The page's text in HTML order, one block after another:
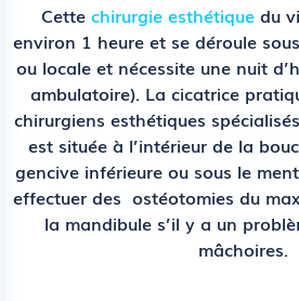
Cette chirurgie esthétique du
environ 1 heure et se déroule
ou locale et nécessite une nuit
ambulatoire). La cicatrice
chirurgiens esthétiques
est située à l’intérieur de la
gencive inférieure ou sous le
effectuer des ostéotomies du
la mandibule s’il y a un
mâchoires.